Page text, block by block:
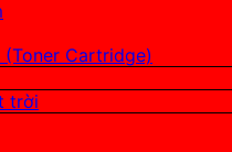
Cartridge)
trời